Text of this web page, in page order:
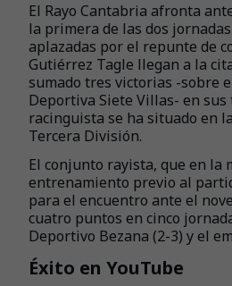
El Rayo Cantabria afronta
la primera de las dos
aplazadas por el repunte de
Gutiérrez Tagle llegan a la
sumado tres victorias -sobre
Deportiva Siete Villas- en
racinguista se ha situado en
Tercera División.
El conjunto rayista, que en la
entrenamiento previo al
para el encuentro ante el
cuatro puntos en cinco
Deportivo Bezana (2-3) y el
Éxito en YouTube